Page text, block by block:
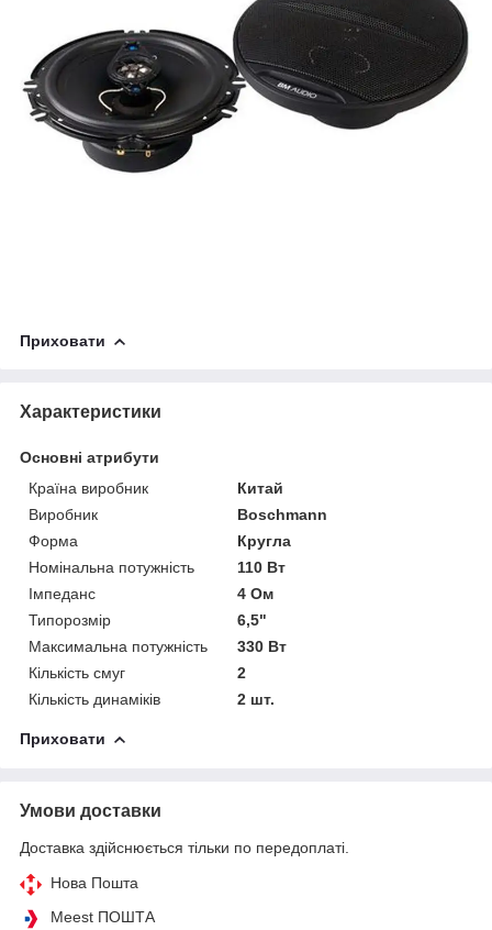
Приховати
Характеристики
Основні атрибути
Країна виробник
Китай
Виробник
Boschmann
Форма
Кругла
Номінальна потужність
110 Вт
Імпеданс
4 Ом
Типорозмір
6,5"
Максимальна потужність
330 Вт
Кількість смуг
2
Кількість динаміків
2 шт.
Приховати
Умови доставки
Доставка здійснюється тільки по передоплаті.
Нова Пошта
Meest ПОШТА